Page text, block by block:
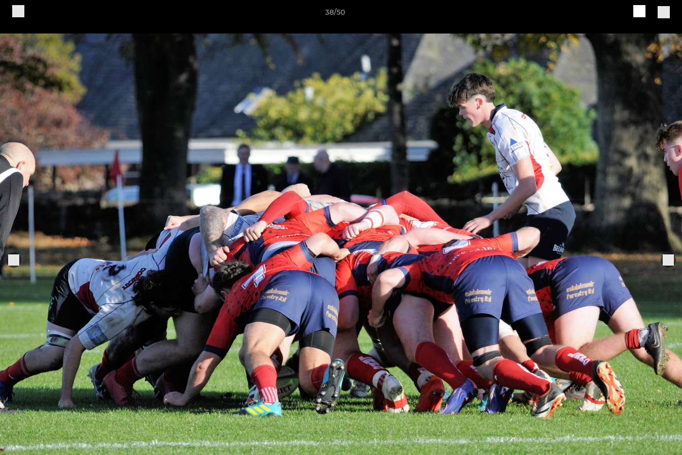
38/50